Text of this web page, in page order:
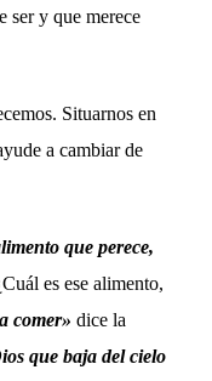
ser y que merece
Situarnos en
a cambiar de
que perece,
es ese alimento,
comer» dice la
que baja del cielo